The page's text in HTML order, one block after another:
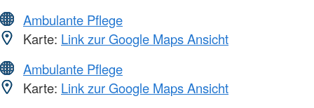
Ambulante Pflege
Karte: Link zur Google Maps Ansicht
Ambulante Pflege
Karte: Link zur Google Maps Ansicht